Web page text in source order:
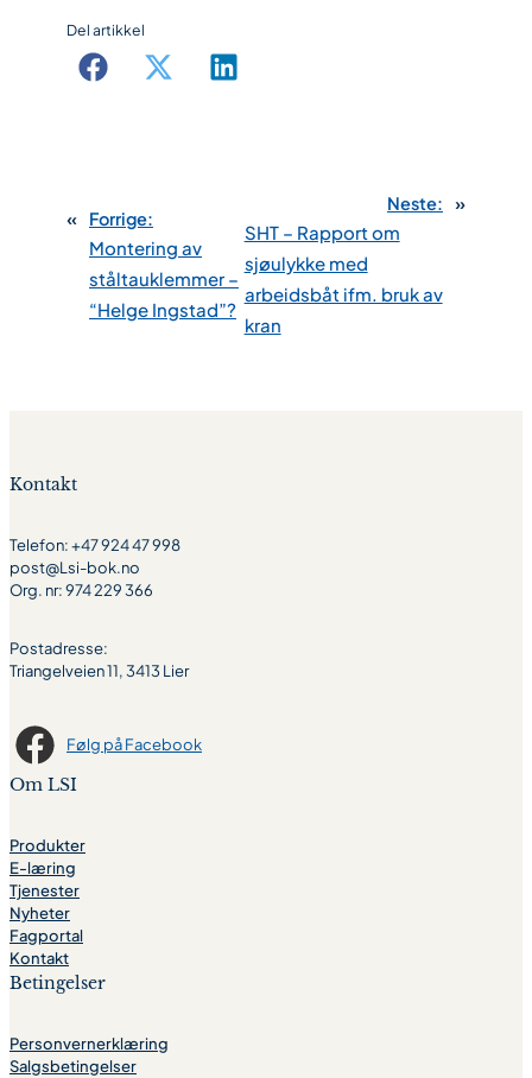
Del artikkel
« Forrige:
Montering av
ståltauklemmer –
“Helge Ingstad”?
Neste:
SHT – Rapport om
sjøulykke med
arbeidsbåt ifm. bruk av
kran
»
Kontakt
Telefon: +47 924 47 998
post@Lsi-bok.no
Org. nr: 974 229 366
Postadresse:
Triangelveien 11, 3413 Lier
Følg på Facebook
Om LSI
Produkter
E-læring
Tjenester
Nyheter
Fagportal
Kontakt
Betingelser
Personvernerklæring
Salgsbetingelser